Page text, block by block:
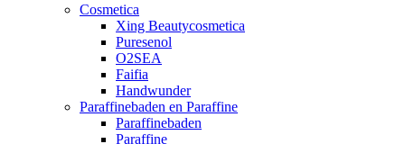
Cosmetica
Xing Beautycosmetica
Puresenol
O2SEA
Faifia
Handwunder
Paraffinebaden en Paraffine
Paraffinebaden
Paraffine